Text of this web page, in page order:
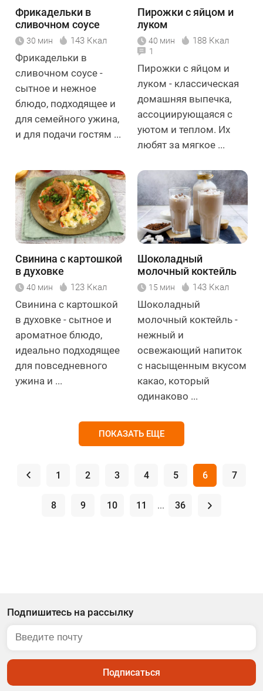
Фрикадельки в
сливочном соусе
30 мин 143 Ккал
Фрикадельки в
сливочном соусе -
сытное и нежное
блюдо, подходящее и
для семейного ужина,
и для подачи гостям ...
Пирожки с яйцом и
луком
40 мин 188 Ккал
1
Пирожки с яйцом и
луком - классическая
домашняя выпечка,
ассоциирующаяся с
уютом и теплом. Их
любят за мягкое ...
Свинина с картошкой
в духовке
40 мин 123 Ккал
Свинина с картошкой
в духовке - сытное и
ароматное блюдо,
идеально подходящее
для повседневного
ужина и ...
Шоколадный
молочный коктейль
15 мин 143 Ккал
Шоколадный
молочный коктейль -
нежный и
освежающий напиток
с насыщенным вкусом
какао, который
одинаково ...
ПОКАЗАТЬ ЕЩЕ
. 1 2 3 4 5 6 7
8 9 10 11 ... 36 .
Подпишитесь на рассылку
Подписаться